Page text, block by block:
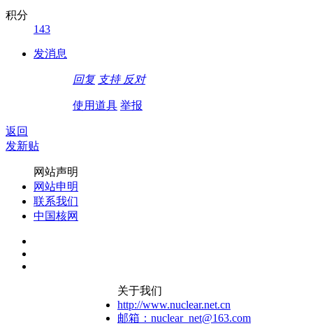
积分
143
发消息
回复 支持 反对
使用道具 举报
返回
发新贴
网站声明
网站申明
联系我们
中国核网
关于我们
http://www.nuclear.net.cn
邮箱：nuclear_net@163.com